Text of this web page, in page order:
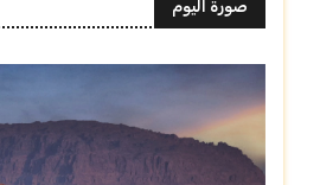
صورة اليوم